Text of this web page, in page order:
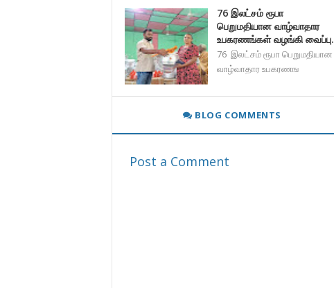
76 இலட்சம் ரூபா
பெறுமதியான வாழ்வாதார
உபகரணங்கள் வழங்கி வைப்பு.
76 இலட்சம் ரூபா பெறுமதியான
வாழ்வாதார உபகரணங
BLOG COMMENTS
Post a Comment